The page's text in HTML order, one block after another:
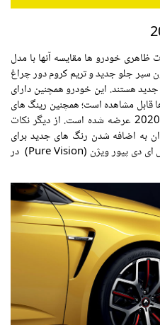
ظاهری خودرو ها مقایسه آنها با مدل
سپر جلو جدید و تریم کروم دور چراغ
در رنو مگان 2020 کاملا جدید هستند. این خودرو همچنین دارای
مشاهده است؛ همچنین رینگ های
16 و اینچی جدید نیز برای رنو مگان 2020 عرضه شده است. از دیگر نکات
به اضافه شدن رنگ های جدید برای
بدنه و همچنین استفاده از چراغ های ال ای دی پیور ویژن (Pure Vision) در